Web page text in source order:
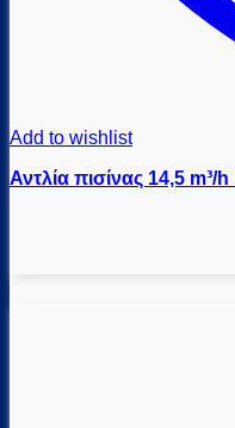
Add to wishlist
Αντλία πισίνας 14,5